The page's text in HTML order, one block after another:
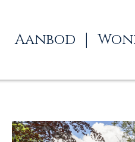
Aanbod